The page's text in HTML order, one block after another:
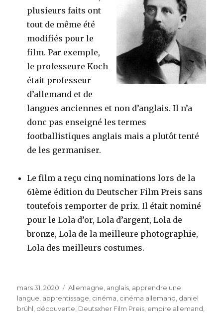
plusieurs faits ont
tout de même été
modifiés pour le
film. Par exemple,
le professeure Koch
était professeur
d’allemand et de
langues anciennes et non d’anglais. Il n’a
donc pas enseigné les termes
footballistiques anglais mais a plutôt tenté
de les germaniser.
Le film a reçu cinq nominations lors de la
61ème édition du Deutscher Film Preis sans
toutefois remporter de prix. Il était nominé
pour le Lola d’or, Lola d’argent, Lola de
bronze, Lola de la meilleure photographie,
Lola des meilleurs costumes.
Publié
le
mars 31, 2020 Étiquettes
Allemagne anglais apprendre une
langue apprentissage cinéma cinéma allemand daniel
brühl découverte Deutsxher Film Preis empire allemand